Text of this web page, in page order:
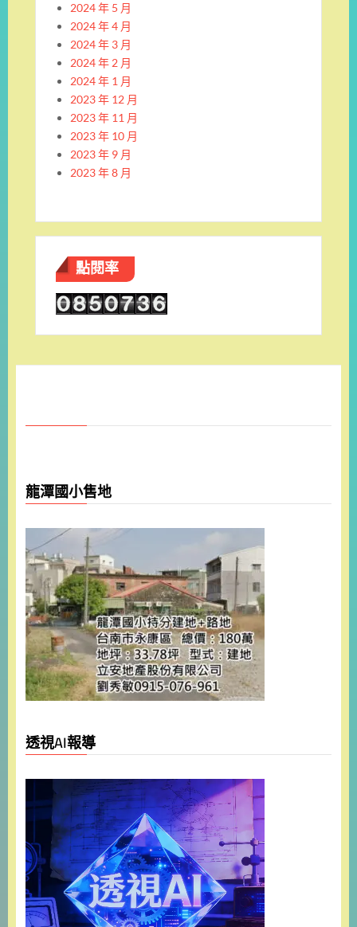
2024 年 5 月
2024 年 4 月
2024 年 3 月
2024 年 2 月
2024 年 1 月
2023 年 12 月
2023 年 11 月
2023 年 10 月
2023 年 9 月
2023 年 8 月
點閱率
龍潭國小售地
透視AI報導